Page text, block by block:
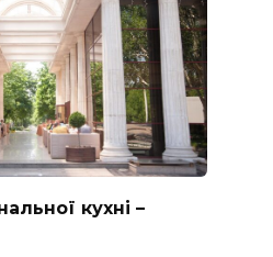
кухні –